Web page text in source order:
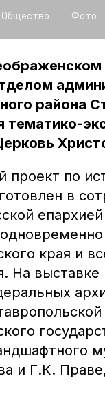
Общество Фото:
района
тематико-
проект по
в
края и
На
и Г.К.